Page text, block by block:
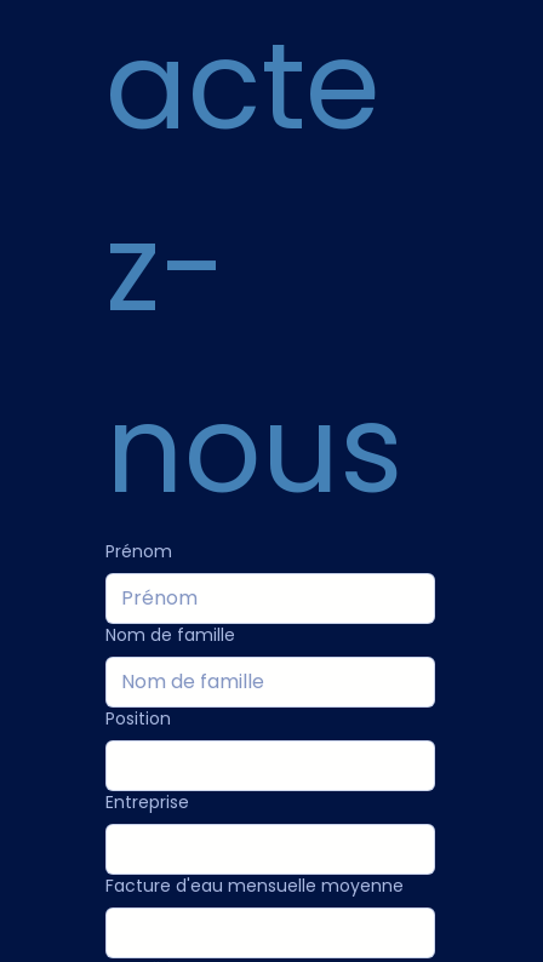
acte
z-
nous
Prénom
Nom de famille
Position
Entreprise
Facture d'eau mensuelle moyenne